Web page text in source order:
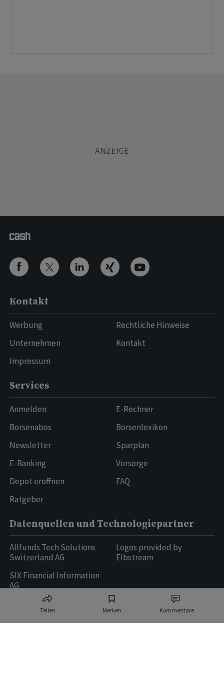
Teilen Merken Kommentare
Kontakt
Werbung
Unternehmen
Impressum
Rechtliche Hinweise
Kontakt
Services
Anmelden
Börsenabos
Newsletter
E-Banking
Depot eröffnen
Ratgeber
E-Rechner
Börsenlexikon
Sparplan
Vorsorge
FAQ
Datenquellen und Technologiepartner
Allfunds Tech Solutions
Switzerland AG
SIX Financial Information
AG
Logos provided by
Elbstream
Ringier AG | Ringier Medien Schweiz